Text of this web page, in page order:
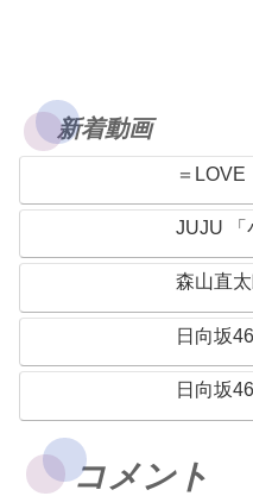
新着動画
＝LOVE
JUJU 「
森山直
日向坂
日向坂
コメント